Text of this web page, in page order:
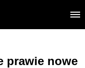
prawie nowe